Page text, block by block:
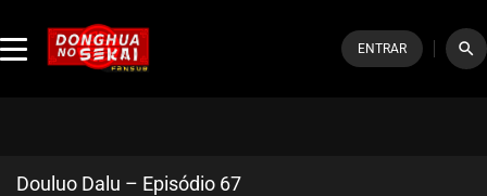
ENTRAR search
Douluo Dalu – Episódio 67